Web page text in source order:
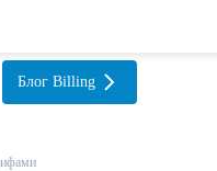
Блог Billing